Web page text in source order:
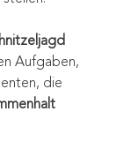
Aufgaben,
die